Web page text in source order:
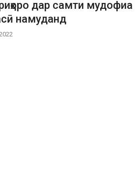
дар самти мудофиа
намуданд